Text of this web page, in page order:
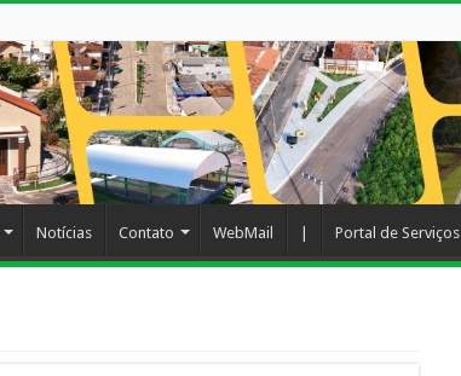
Notícias Contato WebMail Portal de Serviços